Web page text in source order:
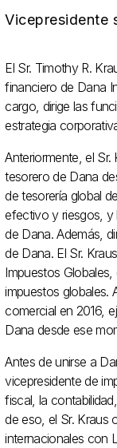
Vicepresidente
El Sr. Timothy R.
financiero de Dana
cargo, dirige las
estrategia
Anteriormente, el
tesorero de Dana
de tesorería global
efectivo y riesgos, y
de Dana. Además,
de Dana. El Sr.
Impuestos
impuestos globales.
comercial en 2016,
Dana desde ese
Antes de unirse a
vicepresidente de
fiscal, la
de eso, el Sr. Kraus
internacionales con